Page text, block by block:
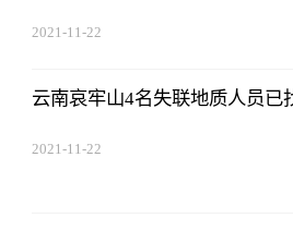
2021-11-22
云南哀牢山4名失联地质人员已
2021-11-22